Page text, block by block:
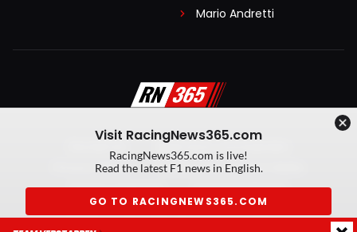
Mario Andretti
Algemene voorwaarden
Privacy Policy
Created by On Your Marks
Privacy manager
Kansspeluitingen
Visit RacingNews365.com
RacingNews365.com is live!
Read the latest F1 news in English.
GO TO RACINGNEWS365.COM